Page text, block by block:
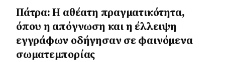
Πάτρα: Η αθέατη πραγματικότητα,
όπου η απόγνωση και η έλλειψη
εγγράφων οδήγησαν σε φαινόμενα
σωματεμπορίας